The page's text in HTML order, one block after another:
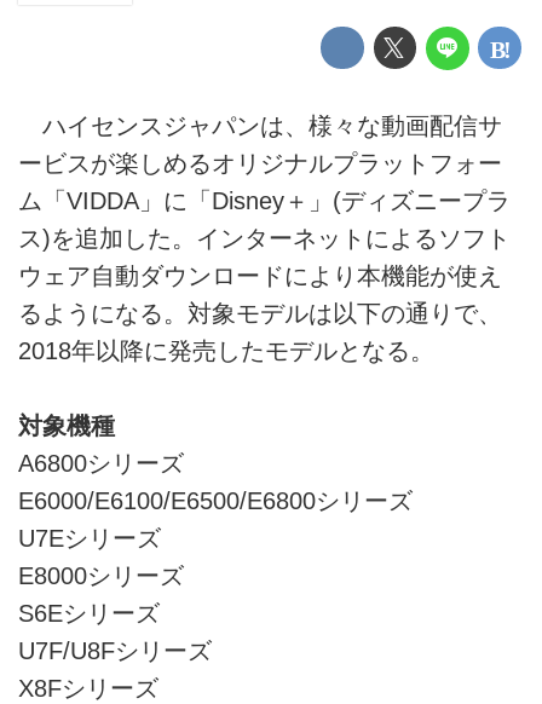
ハイセンスジャパンは、様々な動画配信サ
ービスが楽しめるオリジナルプラットフォー
ム「VIDDA」に「Disney＋」(ディズニープラ
ス)を追加した。インターネットによるソフト
ウェア自動ダウンロードにより本機能が使え
るようになる。対象モデルは以下の通りで、
2018年以降に発売したモデルとなる。
対象機種
A6800シリーズ
E6000/E6100/E6500/E6800シリーズ
U7Eシリーズ
E8000シリーズ
S6Eシリーズ
U7F/U8Fシリーズ
X8Fシリーズ